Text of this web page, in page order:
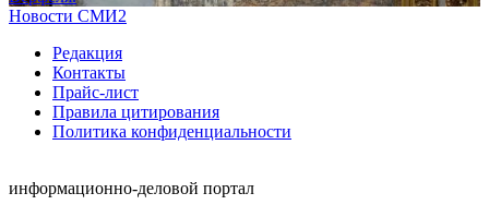
Новости СМИ2
Редакция
Контакты
Прайс-лист
Правила цитирования
Политика конфиденциальности
информационно-деловой портал